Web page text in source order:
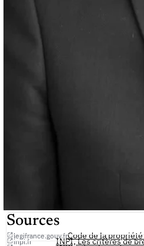
Sources
legifrance.gouv.frCode de la
inpi.fr INPI, Les critères de